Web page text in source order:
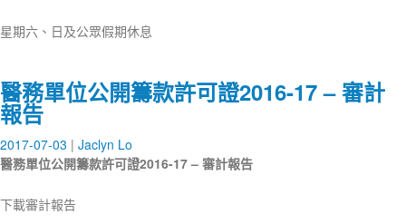
星期六、日及公眾假期休息
醫務單位公開籌款許可證2016-17 – 審計
報告
2017-07-03
Jaclyn Lo
醫務單位公開籌款許可證2016-17 – 審計報告
下載審計報告